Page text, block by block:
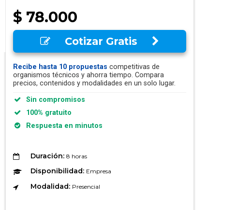
$ 78.000
Cotizar Gratis
Recibe hasta 10 propuestas competitivas de
organismos técnicos y ahorra tiempo. Compara
precios, contenidos y modalidades en un solo lugar.
Sin compromisos
100% gratuito
Respuesta en minutos
Duración: 8 horas
Disponibilidad: Empresa
Modalidad: Presencial